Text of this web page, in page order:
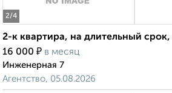
2/4
2-к квартира, на длительный
16 000 ₽ в месяц
Инженерная 7
Агентство, 05.08.2026